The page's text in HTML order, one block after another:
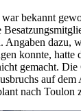
bekannt
Angaben dazu,
konnte, hatte
gemacht. Die
auf
nach Toulon